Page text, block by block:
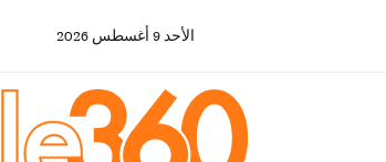
الأحد 9 أغسطس 2026